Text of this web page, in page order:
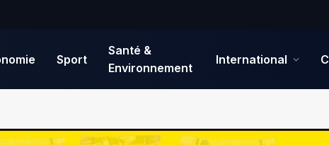
Sport
Santé &
Environnement
International